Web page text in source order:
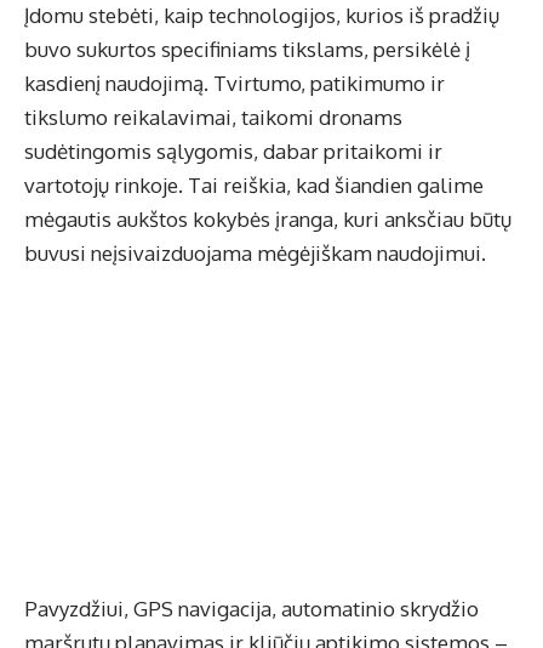
Įdomu stebėti, kaip technologijos, kurios iš pradžių
buvo sukurtos specifiniams tikslams, persikėlė į
kasdienį naudojimą. Tvirtumo, patikimumo ir
tikslumo reikalavimai, taikomi dronams
sudėtingomis sąlygomis, dabar pritaikomi ir
vartotojų rinkoje. Tai reiškia, kad šiandien galime
mėgautis aukštos kokybės įranga, kuri anksčiau būtų
buvusi neįsivaizduojama mėgėjiškam naudojimui.
Pavyzdžiui, GPS navigacija, automatinio skrydžio
maršrutų planavimas ir kliūčių aptikimo sistemos –